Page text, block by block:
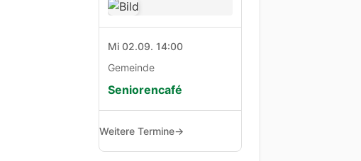
Mi 02.09. 14:00
Gemeinde
Seniorencafé
Weitere Termine→